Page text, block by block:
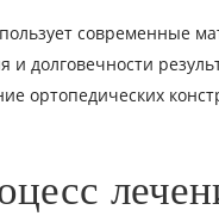
современные
и долговечности
ортопедических